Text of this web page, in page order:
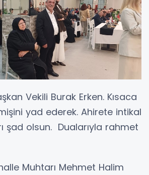
Vekili Burak Erken. Kısaca
yad ederek. Ahirete intikal
şad olsun. Dualarıyla rahmet
Muhtarı Mehmet Halim